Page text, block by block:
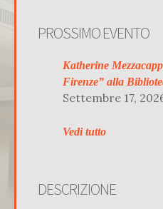
PROSSIMO EVENTO
Katherine
Firenze” alla
Settembre 17,
Vedi tutto
DESCRIZIONE